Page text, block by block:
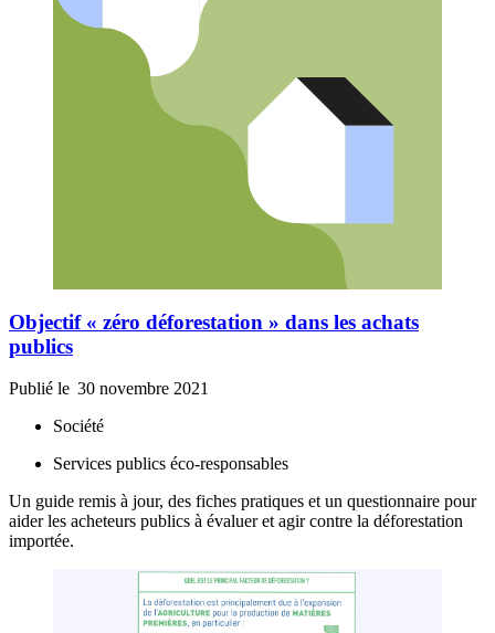
Objectif « zéro déforestation » dans les achats
publics
Publié le 30 novembre 2021
Société
Services publics éco-responsables
Un guide remis à jour, des fiches pratiques et un questionnaire pour
aider les acheteurs publics à évaluer et agir contre la déforestation
importée.